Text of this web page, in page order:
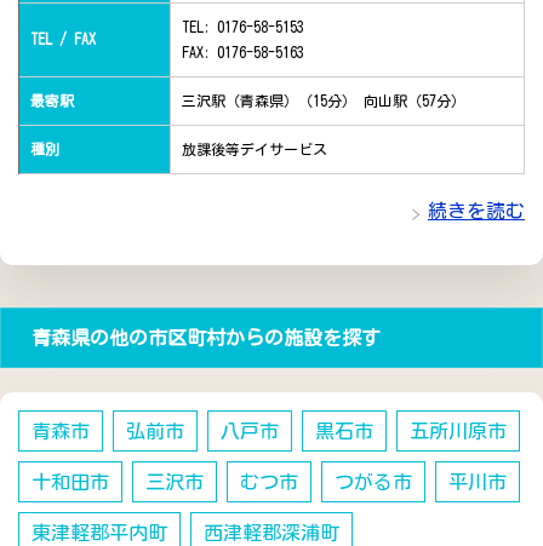
TEL / FAX
TEL: 0176-58-5153
FAX: 0176-58-5163
最寄駅 三沢駅（青森県）（15分） 向山駅（57分）
種別 放課後等デイサービス
続きを読む
青森県の他の市区町村からの施設を探す
青森市 弘前市 八戸市 黒石市 五所川原市
十和田市 三沢市 むつ市 つがる市 平川市
東津軽郡平内町 西津軽郡深浦町